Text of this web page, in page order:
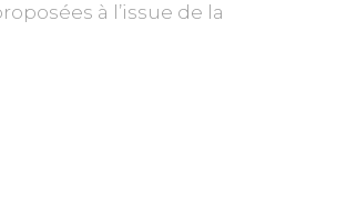
à l’issue de la